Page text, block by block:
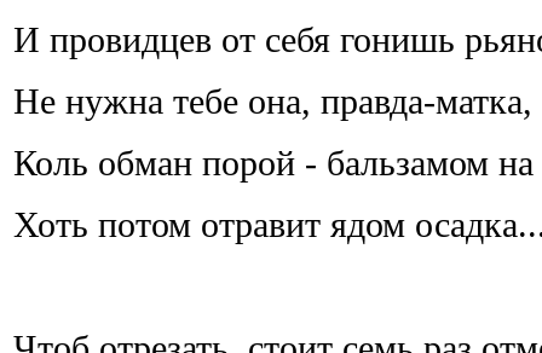
И провидцев от себя гонишь
Не нужна тебе она, правда-матка,
Коль обман порой - бальзамом
Хоть потом отравит ядом